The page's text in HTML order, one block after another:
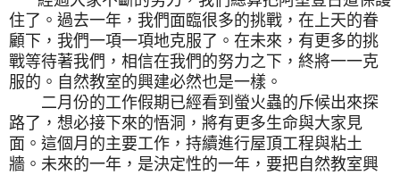
住了。過去一年，我們面臨很多的挑戰，在上天的眷
顧下，我們一項一項地克服了。在未來，有更多的挑
戰等待著我們，相信在我們的努力之下，終將一一克
服的。自然教室的興建必然也是一樣。
二月份的工作假期已經看到螢火蟲的斥候出來探
路了，想必接下來的悟洞，將有更多生命與大家見
面。這個月的主要工作，持續進行屋頂工程與粘土
牆。未來的一年，是決定性的一年，要把自然教室興